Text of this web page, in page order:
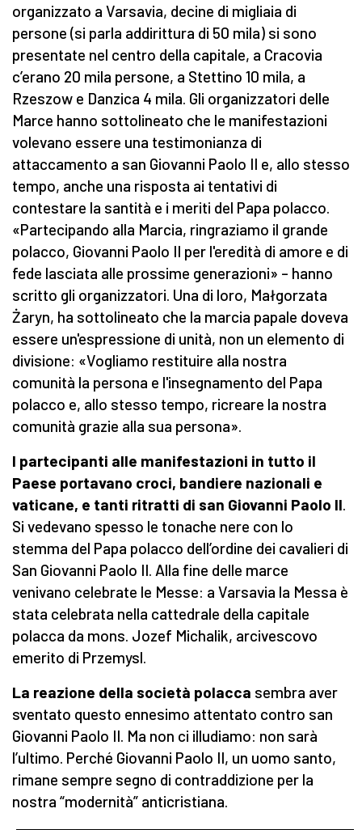
organizzato a Varsavia, decine di migliaia di
persone (si parla addirittura di 50 mila) si sono
presentate nel centro della capitale, a Cracovia
c’erano 20 mila persone, a Stettino 10 mila, a
Rzeszow e Danzica 4 mila. Gli organizzatori delle
Marce hanno sottolineato che le manifestazioni
volevano essere una testimonianza di
attaccamento a san Giovanni Paolo II e, allo stesso
tempo, anche una risposta ai tentativi di
contestare la santità e i meriti del Papa polacco.
«Partecipando alla Marcia, ringraziamo il grande
polacco, Giovanni Paolo II per l'eredità di amore e di
fede lasciata alle prossime generazioni» – hanno
scritto gli organizzatori. Una di loro, Małgorzata
Żaryn, ha sottolineato che la marcia papale doveva
essere un'espressione di unità, non un elemento di
divisione: «Vogliamo restituire alla nostra
comunità la persona e l'insegnamento del Papa
polacco e, allo stesso tempo, ricreare la nostra
comunità grazie alla sua persona».
I partecipanti alle manifestazioni in tutto il
Paese portavano croci, bandiere nazionali e
vaticane, e tanti ritratti di san Giovanni Paolo II.
Si vedevano spesso le tonache nere con lo
stemma del Papa polacco dell’ordine dei cavalieri di
San Giovanni Paolo II. Alla fine delle marce
venivano celebrate le Messe: a Varsavia la Messa è
stata celebrata nella cattedrale della capitale
polacca da mons. Jozef Michalik, arcivescovo
emerito di Przemysl.
La reazione della società polacca sembra aver
sventato questo ennesimo attentato contro san
Giovanni Paolo II. Ma non ci illudiamo: non sarà
l’ultimo. Perché Giovanni Paolo II, un uomo santo,
rimane sempre segno di contraddizione per la
nostra “modernità” anticristiana.